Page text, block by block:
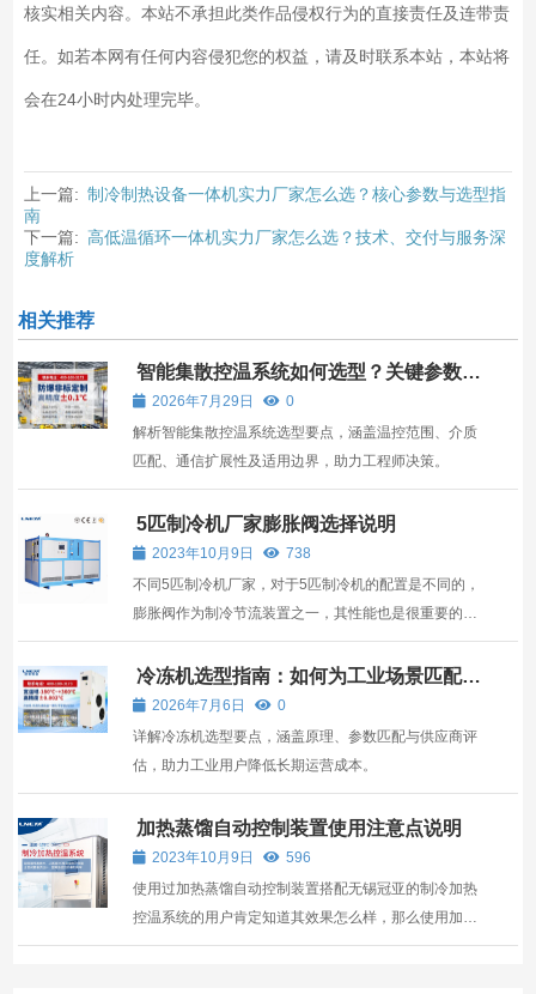
核实相关内容。本站不承担此类作品侵权行为的直接责任及连带责
任。如若本网有任何内容侵犯您的权益，请及时联系本站，本站将
会在24小时内处理完毕。
上一篇: 制冷制热设备一体机实力厂家怎么选？核心参数与选型指
南
下一篇: 高低温循环一体机实力厂家怎么选？技术、交付与服务深
度解析
相关推荐
智能集散控温系统如何选型？关键参数与
工况匹配指南
2026年7月29日
0
解析智能集散控温系统选型要点，涵盖温控范围、介质
匹配、通信扩展性及适用边界，助力工程师决策。
5匹制冷机厂家膨胀阀选择说明
2023年10月9日
738
不同5匹制冷机厂家，对于5匹制冷机的配置是不同的，
膨胀阀作为制冷节流装置之一，其性能也是很重要的，
合适的5匹制冷机膨胀阀选择是很重要的，那么改怎么
选择呢？ 5匹制冷机膨胀阀选择时所选择的热力膨胀阀
的容量比蒸发器的实际热负荷大20-30%，对不设冷却
水量调节阀...
冷冻机选型指南：如何为工业场景匹配冷
源2026年7月6日
0
详解冷冻机选型要点，涵盖原理、参数匹配与供应商评
估，助力工业用户降低长期运营成本。
加热蒸馏自动控制装置使用注意点说明
2023年10月9日
596
使用过加热蒸馏自动控制装置搭配无锡冠亚的制冷加热
控温系统的用户肯定知道其效果怎么样，那么使用加热
蒸馏自动控制装置的时候需要注意什么呢？ 加热蒸馏自